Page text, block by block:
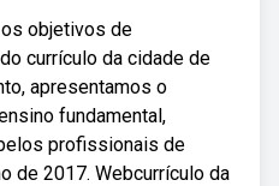
objetivos de
currículo da cidade de
apresentamos o
fundamental,
profissionais de
de 2017. Webcurrículo da